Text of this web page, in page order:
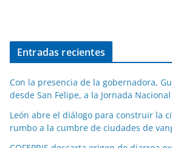
Entradas recientes
Con la presencia de la gobernadora,
desde San Felipe, a la Jornada
León abre el diálogo para construir la
rumbo a la cumbre de ciudades de